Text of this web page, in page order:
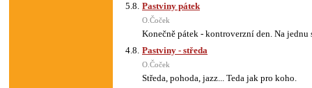
5.8. Pastviny pátek
O.Čoček
Konečně pátek - kontroverzní den. Na jednu
4.8. Pastviny - středa
O.Čoček
Středa, pohoda, jazz... Teda jak pro koho.